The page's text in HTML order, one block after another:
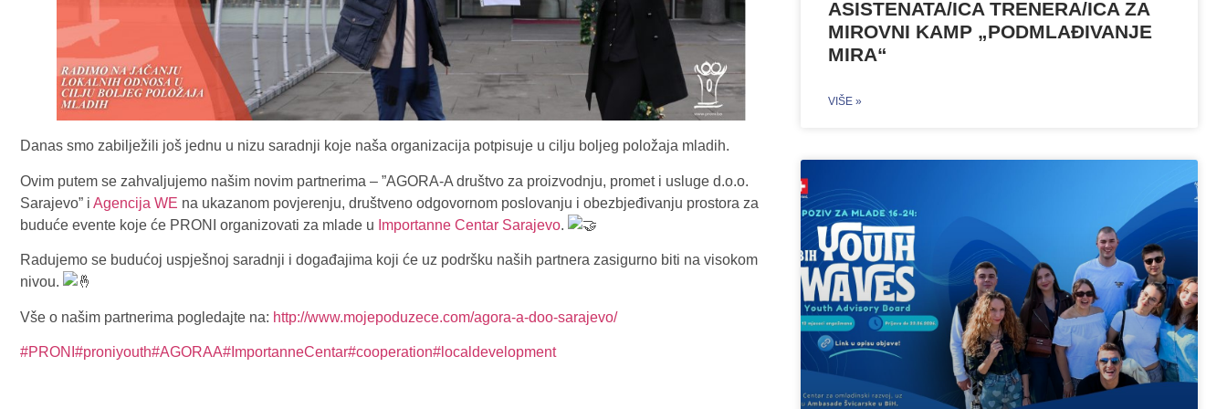
Danas smo zabilježili još jednu u nizu saradnji koje naša organizacija potpisuje u cilju boljeg položaja mladih.
Ovim putem se zahvaljujemo našim novim partnerima – ”AGORA-A društvo za proizvodnju, promet i usluge d.o.o.
Sarajevo” i Agencija WE na ukazanom povjerenju, društveno odgovornom poslovanju i obezbjeđivanju prostora za
buduće evente koje će PRONI organizovati za mlade u Importanne Centar Sarajevo.
Radujemo se budućoj uspješnoj saradnji i događajima koji će uz podršku naših partnera zasigurno biti na visokom
nivou.
Vše o našim partnerima pogledajte na: http://www.mojepoduzece.com/agora-a-doo-sarajevo/
#PRONI #proniyouth#AGORAA#ImportanneCentar#cooperation#localdevelopment
ASISTENATA/ICA TRENERA/ICA ZA
MIROVNI KAMP „PODMLAĐIVANJE
MIRA“
VIŠE »